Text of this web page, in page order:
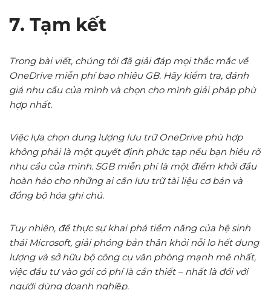
7. Tạm kết
Trong bài viết, chúng tôi đã giải đáp mọi thắc mắc về
OneDrive miễn phí bao nhiêu GB. Hãy kiểm tra, đánh
giá nhu cầu của mình và chọn cho mình giải pháp phù
hợp nhất.
Việc lựa chọn dung lượng lưu trữ OneDrive phù hợp
không phải là một quyết định phức tạp nếu bạn hiểu rõ
nhu cầu của mình. 5GB miễn phí là một điểm khởi đầu
hoàn hảo cho những ai cần lưu trữ tài liệu cơ bản và
đồng bộ hóa ghi chú.
Tuy nhiên, để thực sự khai phá tiềm năng của hệ sinh
thái Microsoft, giải phóng bản thân khỏi nỗi lo hết dung
lượng và sở hữu bộ công cụ văn phòng mạnh mẽ nhất,
việc đầu tư vào gói có phí là cần thiết – nhất là đối với
người dùng doanh nghiệp.